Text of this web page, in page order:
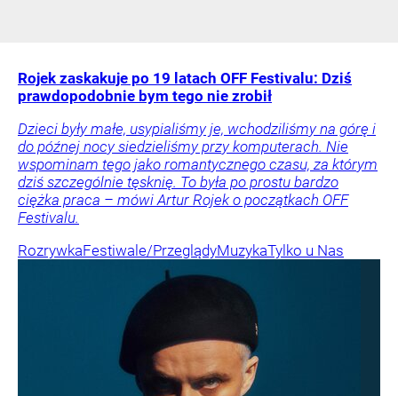
Rojek zaskakuje po 19 latach OFF Festivalu: Dziś
prawdopodobnie bym tego nie zrobił
Dzieci były małe, usypialiśmy je, wchodziliśmy na górę i
do późnej nocy siedzieliśmy przy komputerach. Nie
wspominam tego jako romantycznego czasu, za którym
dziś szczególnie tęsknię. To była po prostu bardzo
ciężka praca – mówi Artur Rojek o początkach OFF
Festivalu.
RozrywkaFestiwale/PrzeglądyMuzykaTylko u Nas